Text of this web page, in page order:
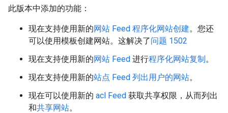
此版本中添加的功能：
现在支持使用新的网站 Feed 程序化网站创建。您还
可以使用模板创建网站。这解决了问题 1502
现在支持使用新的网站 Feed 进行程序化网站复制。
现在支持使用新的站点 Feed 列出用户的网站。
现在可以使用新的 acl Feed 获取共享权限，从而列出
和共享网站。